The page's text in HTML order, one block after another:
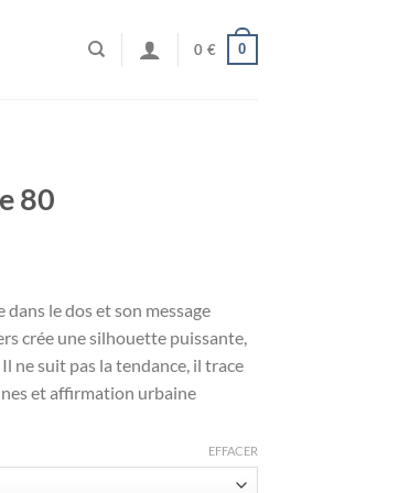
0 € 0
80
le dos et son message
crée une silhouette puissante,
ne suit pas la tendance, il trace
et affirmation urbaine
EFFACER